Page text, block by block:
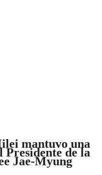
mantuvo una
de la
Jae-Myung